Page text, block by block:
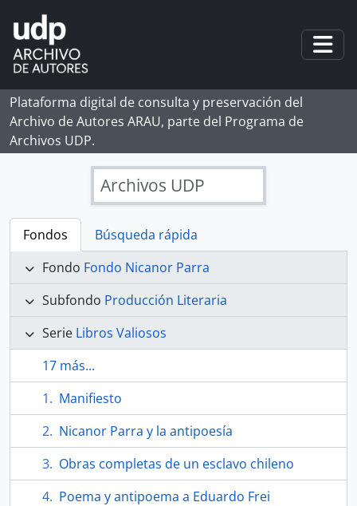
Skip to main content
Plataforma digital de consulta y preservación del
Archivo de Autores ARAU, parte del Programa de
Archivos UDP.
Archivos UDP
Fondos
Búsqueda rápida
Fondo Fondo Nicanor Parra
Subfondo Producción Literaria
Serie Libros Valiosos
17 más...
Manifiesto
Nicanor Parra y la antipoesía
Obras completas de un esclavo chileno
Poema y antipoema a Eduardo Frei